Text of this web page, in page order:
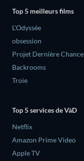
Top 5 meilleurs films
L'Odyssée
obsession
Projet Dernière Chance
Backrooms
Troie
Top 5 services de VàD
Netflix
Amazon Prime Video
Apple TV